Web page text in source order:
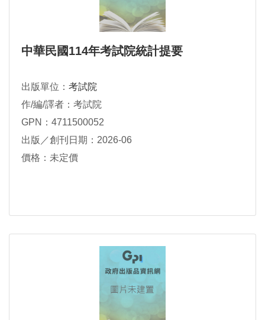
中華民國114年考試院統計提要
出版單位： 考試院
作/編/譯者：考試院
GPN：4711500052
出版／創刊日期：2026-06
價格：未定價